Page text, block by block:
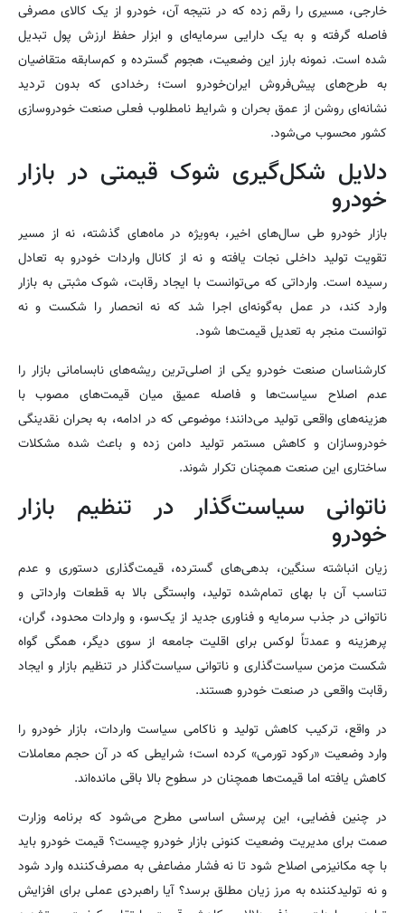
خارجی، مسیری را رقم زده که در نتیجه آن، خودرو از یک کالای مصرفی
فاصله گرفته و به یک دارایی سرمایه‌ای و ابزار حفظ ارزش پول تبدیل
شده است. نمونه بارز این وضعیت، هجوم گسترده و کم‌سابقه متقاضیان
به طرح‌های پیش‌فروش ایران‌خودرو است؛ رخدادی که بدون تردید
نشانه‌ای روشن از عمق بحران و شرایط نامطلوب فعلی صنعت خودروسازی
کشور محسوب می‌شود.
دلایل شکل‌گیری شوک قیمتی در بازار
خودرو
بازار خودرو طی سال‌های اخیر، به‌ویژه در ماه‌های گذشته، نه از مسیر
تقویت تولید داخلی نجات یافته و نه از کانال واردات خودرو به تعادل
رسیده است. وارداتی که می‌توانست با ایجاد رقابت، شوک مثبتی به بازار
وارد کند، در عمل به‌گونه‌ای اجرا شد که نه انحصار را شکست و نه
توانست منجر به تعدیل قیمت‌ها شود.
کارشناسان صنعت خودرو یکی از اصلی‌ترین ریشه‌های نابسامانی بازار را
عدم اصلاح سیاست‌ها و فاصله عمیق میان قیمت‌های مصوب با
هزینه‌های واقعی تولید می‌دانند؛ موضوعی که در ادامه، به بحران نقدینگی
خودروسازان و کاهش مستمر تولید دامن زده و باعث شده مشکلات
ساختاری این صنعت همچنان تکرار شوند.
ناتوانی سیاست‌گذار در تنظیم بازار
خودرو
زیان انباشته سنگین، بدهی‌های گسترده، قیمت‌گذاری دستوری و عدم
تناسب آن با بهای تمام‌شده تولید، وابستگی بالا به قطعات وارداتی و
ناتوانی در جذب سرمایه و فناوری جدید از یک‌سو، و واردات محدود، گران،
پرهزینه و عمدتاً لوکس برای اقلیت جامعه از سوی دیگر، همگی گواه
شکست مزمن سیاست‌گذاری و ناتوانی سیاست‌گذار در تنظیم بازار و ایجاد
رقابت واقعی در صنعت خودرو هستند.
در واقع، ترکیب کاهش تولید و ناکامی سیاست واردات، بازار خودرو را
وارد وضعیت «رکود تورمی» کرده است؛ شرایطی که در آن حجم معاملات
کاهش یافته اما قیمت‌ها همچنان در سطوح بالا باقی مانده‌اند.
در چنین فضایی، این پرسش اساسی مطرح می‌شود که برنامه وزارت
صمت برای مدیریت وضعیت کنونی بازار خودرو چیست؟ قیمت خودرو باید
با چه مکانیزمی اصلاح شود تا نه فشار مضاعفی به مصرف‌کننده وارد شود
و نه تولیدکننده به مرز زیان مطلق برسد؟ آیا راهبردی عملی برای افزایش